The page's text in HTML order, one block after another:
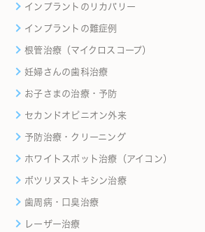
インプラントのリカバリー
インプラントの難症例
根管治療（マイクロスコープ）
妊婦さんの歯科治療
お子さまの治療・予防
セカンドオピニオン外来
予防治療・クリーニング
ホワイトスポット治療（アイコン）
ボツリヌストキシン治療
歯周病・口臭治療
レーザー治療